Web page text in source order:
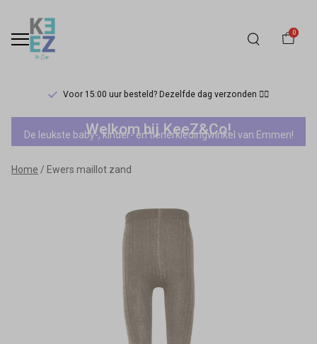
0
Voor 15:00 uur besteld? Dezelfde dag verzonden 🏃‍♀️
Ewers
maillot
zand
Welkom bij KeeZ&Co!
De leukste baby-, kinder- en tienerkledingwinkel van Emmen!
Home Ewers maillot zand